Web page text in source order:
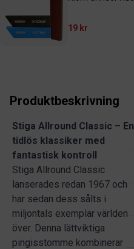
19 kr
Produktbeskrivning
Stiga Allround Classic – En
tidlös klassiker med
fantastisk kontroll
Stiga Allround Classic
lanserades redan 1967 och
har sedan dess sålts i
miljontals exemplar världen
över. Denna lättviktiga
pingisstomme kombinerar